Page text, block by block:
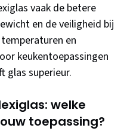
vaak de betere
en de veiligheid bij
en
keukentoepassingen
glas superieur.
welke
toepassing?